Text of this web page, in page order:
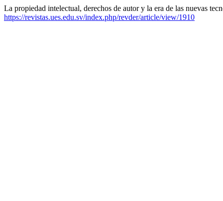
La propiedad intelectual, derechos de autor y la era de las nuevas
https://revistas.ues.edu.sv/index.php/revder/article/view/1910